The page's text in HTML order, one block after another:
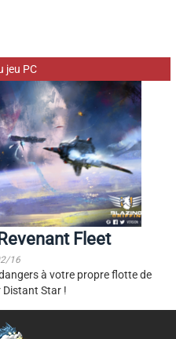
jeu PC
Fleet
16
à votre propre flotte de
Distant Star !